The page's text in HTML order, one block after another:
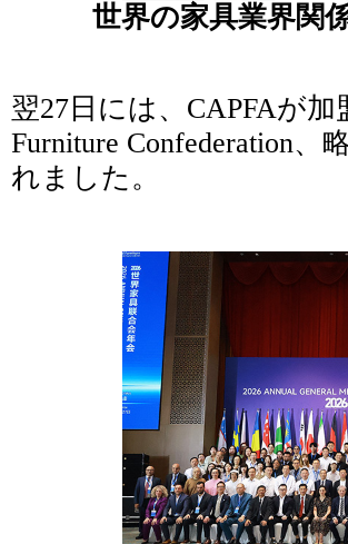
世界の家具業界関
翌27日には、CAPFAが
Furniture Confederation
れました。